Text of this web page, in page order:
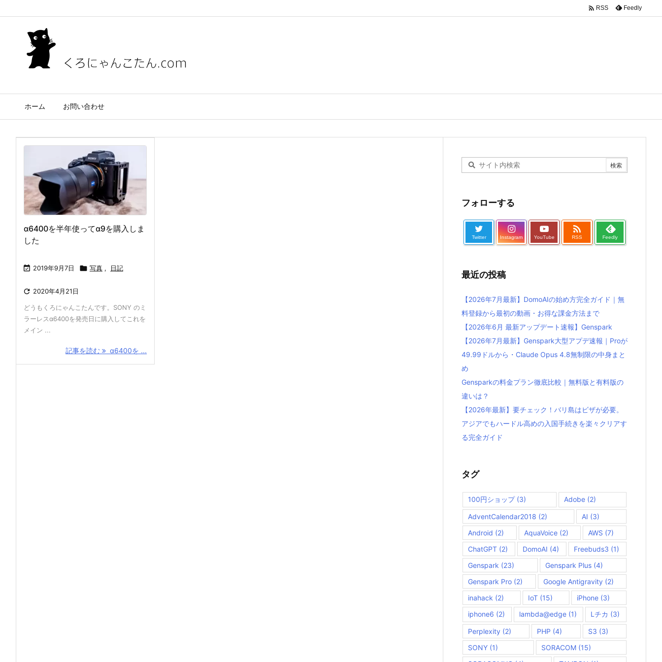
ホーム お問い合わせ
 RSS Feedly
α6400を半年使ってα9を購入しま
した
 2019年9月7日  写真 , 日記
 2020年4月21日
どうもくろにゃんこたんです。SONY のミ
ラーレスα6400を発売日に購入してこれを
メイン ...
記事を読む α6400を ...
フォローする
Twitter Instagram YouTube

RSS Feedly
最近の投稿
【2026年7月最新】DomoAIの始め方完全ガイド｜無
料登録から最初の動画・お得な課金方法まで
【2026年6月 最新アップデート速報】Genspark
【2026年7月最新】Genspark大型アプデ速報｜Proが
49.99ドルから・Claude Opus 4.8無制限の中身まと
め
Gensparkの料金プラン徹底比較｜無料版と有料版の
違いは？
【2026年最新】要チェック！バリ島はビザが必要。
アジアでもハードル高めの入国手続きを楽々クリアす
る完全ガイド
タグ
100円ショップ(3) Adobe (2)
AdventCalendar2018 (2) AI (3)
Android (2) AquaVoice(2) AWS (7)
ChatGPT (2) DomoAI (4) Freebuds3 (1)
Genspark (23) Genspark Plus (4)
Genspark Pro (2) Google Antigravity (2)
inahack (2) IoT (15) iPhone (3)
iphone6 (2) lambda@edge(1) Lチカ (3)
Perplexity (2) PHP (4) S3 (3)
SONY (1) SORACOM(15)